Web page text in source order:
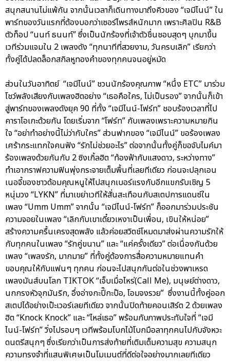
สนุกสนานไม่แพ้กัน จากนั้นเวลาก็เดินทางมาถึงคิวของ “เจมีไนน์” ใน
พาร์ทของวันแรกที่ต้องบอกว่าเซอร์ไพรส์หนักมาก เพราะศิลปิน R&B
ตัวท็อป “นนท์ ธนนท์” ซึ่งเป็นนักร้องที่เจ้าตัวชื่นชอบสุดๆ บุกมาขึ้น
เวทีร่วมแจมใน 2 เพลงดัง “ทุกนาทีที่สวยงาม, วันครบเลิก” เรียกว่า
ทั้งคู่ได้ปลดล็อกสกิลหูทองคำของทุกคนจนอยู่หมัด
ส่วนในวันอาทิตย์ “เจมีไนน์” ชวนนักร้องคุณภาพ “หนึ่ง ETC” มาร่วม
โชว์พลังเสียงกับเพลงฮิตอย่าง “เธอคือใคร, ไม่เป็นรอง” จากนั้นก็เข้า
สู่พาร์ทของเพลงดังยุค 90 ที่ทั้ง “เจมีไนน์-โฟร์ท” ชอบร้องเวลาที่ไป
คาราโอเกะด้วยกัน โดยเริ่มจาก “โฟร์ท” กับเพลงเพราะความหมายกิน
ใจ “อย่าทำอย่างนี้ไม่ว่ากับใคร” ส่วนฟากของ “เจมีไนน์” ขอร้องเพลง
เศร้ากระแทกใจคนฟัง “รักไม่ช่วยอะไร” ต่อจากนั้นทั้งคู่ก็ขอจับไมค์มา
ร้องเพลงด้วยกันกับ 2 ซิงเกิ้ลฮิต “ท้องฟ้ากับแสงดาว, ระหว่างทาง”
ทำเอากราฟความฟินพุ่งกระจายเต็มพื้นที่เลยทีเดียว ก่อนจะปลุกเอน
เนอจี้ของชาวด้อมคุณหนูให้ไปสนุกเบอร์แรงกับอีกแขกรับเชิญ 5
หนุ่มวง “LYKN” ที่มาเขย่าเวทีให้สั่นสะเทือนกับสเตปการแดนซ์ใน
เพลง “Umm Umm” จากนั้น “เจมีไนน์-โฟร์ท” ก็ออกมาร่วมประชัน
ความจอยในเพลง “เลิกกับเขาเดี๋ยวเหงาเป็นเพื่อน, เขินให้หน่อย”
สร้างความครื้นเครงสุดพลัง แล้วค่อยสวิตช์โหมดมาส่งผ่านความรักให้
กับทุกคนในเพลง “รักคู่ขนาน” และ “แค่ครั้งเดียว” ต่อเนื่องกันด้วย
เพลง “เพลงรัก, มากมาย” ที่ทั้งคู่ต้องการสื่อความหมายแทนคำ
ขอบคุณให้กับแฟนๆ ทุกคน ก่อนจะไปสนุกกันต่อในช่วงพาเหรด
เพลงมันส์บนโลก TIKTOK “เจ็บเมื่อไหร่(Call Me), มนุษย์ต่างดาว,
นกกรงหัวจุกมันริก, อึ่งอ่างกะปี๊กะป๊อ, โอมจงรวย” ซึ่งงานนี้ทั้งคู่ออก
สเตปได้อย่างเป๊ะเวอร์เลยทีเดียว จากนั้นปิดท้ายคอนเสิร์ต 2 ด้วยเพลง
ฮิต “Knock Knock” และ “ไหล่เธอ” พร้อมกับภาพประทับใจที่ “เจมี
ไนน์-โฟร์ท” วิ่งไปรอบๆ เวทีพร้อมโบกไม้โบกมือลาทุกคนไปกับจังหวะ
ดนตรีสนุกๆ ซึ่งเรียกว่าเป็นการส่งท้ายที่เติมเต็มความสุข ความสนุก
ความทรงจำที่แสนพิเศษเป็นโมเมนต์ที่ดีต่อใจอย่างมากเลยทีเดียว